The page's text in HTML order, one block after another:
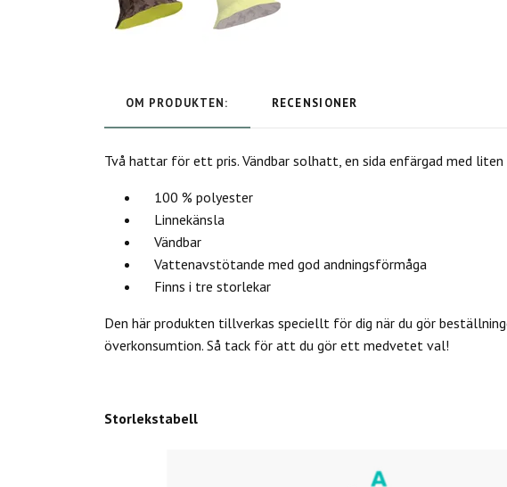
OM PRODUKTEN: RECENSIONER
Två hattar för ett pris. Vändbar solhatt, en sida enfärgad med
100 % polyester
Linnekänsla
Vändbar
Vattenavstötande med god andningsförmåga
Finns i tre storlekar
Den här produkten tillverkas speciellt för dig när du gör
överkonsumtion. Så tack för att du gör ett medvetet val!
Storlekstabell